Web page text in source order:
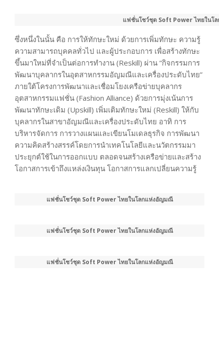
แฟชั่นโชว์ชุด Soft Power ไทยในโ
ซึ่งหนึ่งในนั้น คือ การให้ทักษะใหม่ ด้วยการเพิ่มทักษะ ความรู้
ความสามารถบุคคลทั่วไป และผู้ประกอบการ เพื่อสร้างทักษะ
ขึ้นมาใหม่ที่จำเป็นต่อการทำงาน (Reskill) ผ่าน “กิจกรรมการ
พัฒนาบุคลากรในอุตสาหกรรมอัญมณีและเครื่องประดับไทย”
ภายใต้โครงการพัฒนาและเชื่อมโยงเครือข่ายบุคลากร
อุตสาหกรรมแฟชั่น (Fashion Alliance) ด้วยการมุ่งเน้นการ
พัฒนาทักษะเดิม (Upskill) เพิ่มเติมทักษะใหม่ (Reskill) ให้กับ
บุคลากรในสาขาอัญมณีและเครื่องประดับไทย อาทิ การ
บริหารจัดการ การวางแผนและเขียนโมเดลธุรกิจ การพัฒนา
ความคิดสร้างสรรค์โดยการนำเทคโนโลยีและนวัตกรรมมา
ประยุกต์ใช้ในการออกแบบ ตลอดจนสร้างเครือข่ายและสร้าง
โอกาสการเข้าถึงแหล่งเงินทุน โอกาสการแลกเปลี่ยนความรู้
แฟชั่นโชว์ชุด Soft Power ไทยในโลกแห่งอัญมณี
แฟชั่นโชว์ชุด Soft Power ไทยในโลกแห่งอัญมณี
แฟชั่นโชว์ชุด Soft Power ไทยในโลกแห่งอัญมณี